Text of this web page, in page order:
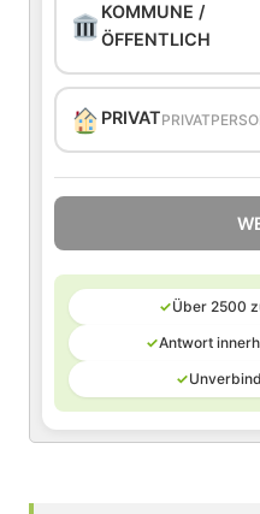
KOMMUNE /
ÖFFENTLICH
PRIVAT
✓Über 2500
✓Antwort
✓